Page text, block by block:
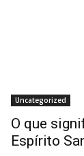
Uncategorized
O que
Espírito